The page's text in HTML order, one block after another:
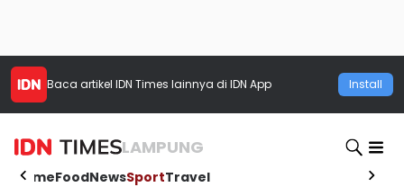
Baca artikel IDN Times lainnya di IDN App Install
LAMPUNG
HomeFoodNewsSportTravel